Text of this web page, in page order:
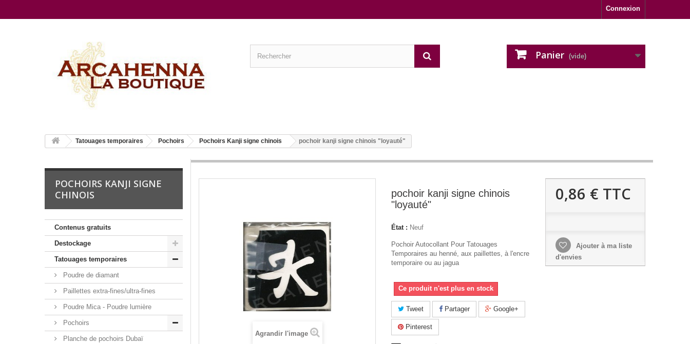
Connexion
Panier (vide)
Tatouages temporaires Pochoirs Pochoirs Kanji signe chinois pochoir kanji signe chinois "loyauté"
POCHOIRS KANJI SIGNE
CHINOIS
Contenus gratuits
Destockage
Tatouages temporaires
Poudre de diamant
Paillettes extra-fines/ultra-fines
Poudre Mica - Poudre lumière
Pochoirs
Planche de pochoirs Dubaï
Agrandir l'image
pochoir kanji signe chinois
"loyauté"
État : Neuf
Pochoir Autocollant Pour Tatouages
Temporaires au henné, aux paillettes, à l'encre
temporaire ou au jagua
Ce produit n'est plus en stock
Tweet Partager Google+
Pinterest
0,86 € TTC
Ajouter à ma liste
d'envies